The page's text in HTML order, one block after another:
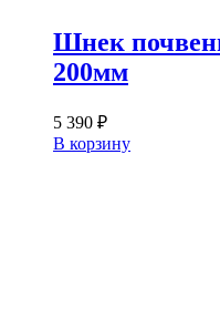
Шнек
200мм
5 390 ₽
В корзину